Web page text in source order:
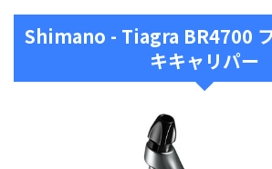
Shimano - Tiagra BR4700
キキャリパー